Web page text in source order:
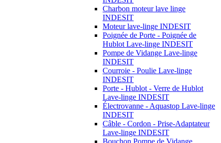
Charbon moteur lave linge
INDESIT
Moteur lave-linge INDESIT
Poignée de Porte - Poignée de
Hublot Lave-linge INDESIT
Pompe de Vidange Lave-linge
INDESIT
Courroie - Poulie Lave-linge
INDESIT
Porte - Hublot - Verre de Hublot
Lave-linge INDESIT
Électrovanne - Aquastop Lave-linge
INDESIT
Câble - Cordon - Prise-Adaptateur
Lave-linge INDESIT
Bouchon Pompe de Vidange